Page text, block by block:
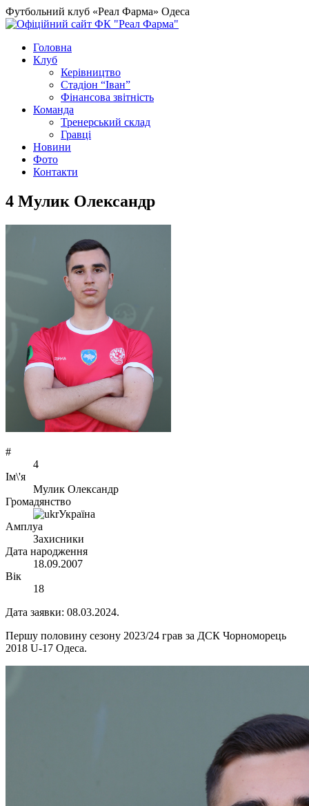
Футбольний клуб «Реал Фарма» Одеса
Головна
Клуб
Керівництво
Стадіон “Іван”
Фінансова звітність
Команда
Тренерський склад
Гравці
Новини
Фото
Контакти
4 Мулик Олександр
#
4
Ім\'я
Мулик Олександр
Громадянство
Україна
Амплуа
Захисники
Дата народження
18.09.2007
Вік
18
Дата заявки: 08.03.2024.
Першу половину сезону 2023/24 грав за ДСК Чорноморець
2018 U-17 Одеса.